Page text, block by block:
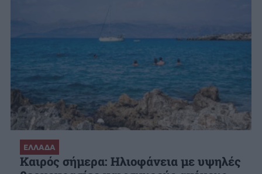
ΕΛΛΑΔΑ
Καιρός σήμερα: Ηλιοφάνεια με υψηλές